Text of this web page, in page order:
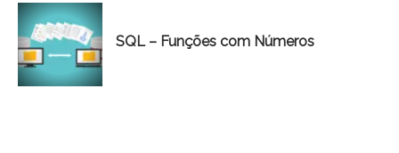
SQL – Funções com Números